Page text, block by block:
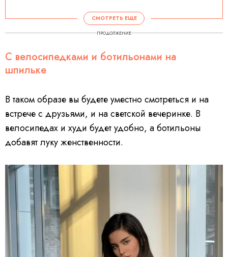
СМОТРЕТЬ ЕЩЕ
ПРОДОЛЖЕНИЕ
С велосипедками и ботильонами на
шпильке
В таком образе вы будете уместно смотреться и на
встрече с друзьями, и на светской вечеринке. В
велосипедах и худи будет удобно, а ботильоны
добавят луку женственности.